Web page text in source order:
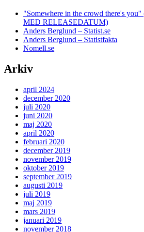
"Somewhere in the crowd there's
MED RELEASEDATUM)
Anders Berglund – Statist.se
Anders Berglund – Statistfakta
Nomell.se
Arkiv
april 2024
december 2020
juli 2020
juni 2020
maj 2020
april 2020
februari 2020
december 2019
november 2019
oktober 2019
september 2019
augusti 2019
juli 2019
maj 2019
mars 2019
januari 2019
november 2018